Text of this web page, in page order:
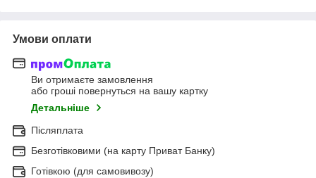
Умови оплати
Ви отримаєте замовлення
або гроші повернуться на вашу картку
Детальніше
Післяплата
Безготівковими (на карту Приват Банку)
Готівкою (для самовивозу)